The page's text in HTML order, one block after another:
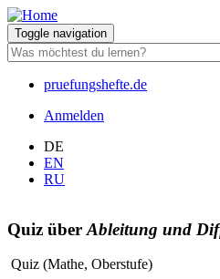
Direkt
zum
Inhalt
Toggle navigation
Hauptnavigation
pruefungshefte.de
Benutzermenü
Anmelden
DE
EN
RU
Quiz über Ableitung und
Quiz (Mathe, Oberstufe)